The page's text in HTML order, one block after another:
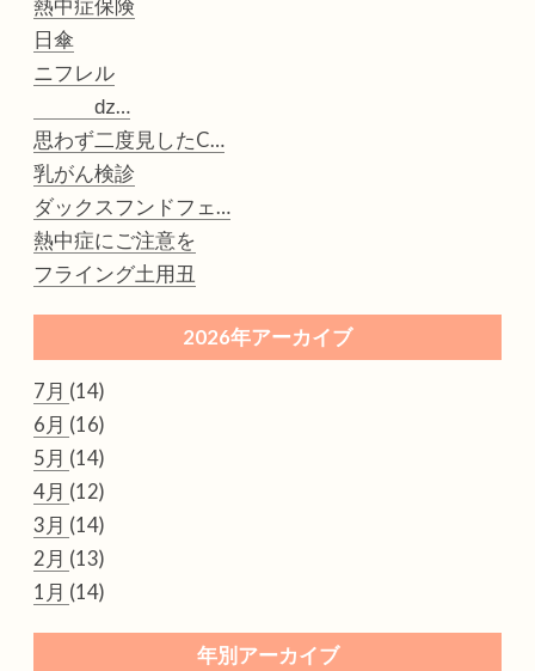
熱中症保険
日傘
ニフレル
ǳ…
思わず二度見したC…
乳がん検診
ダックスフンドフェ…
熱中症にご注意を
フライング土用丑
2026年アーカイブ
7月 (14)
6月 (16)
5月 (14)
4月 (12)
3月 (14)
2月 (13)
1月 (14)
年別アーカイブ